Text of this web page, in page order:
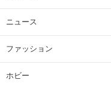
ニュース
ファッション
ホビー